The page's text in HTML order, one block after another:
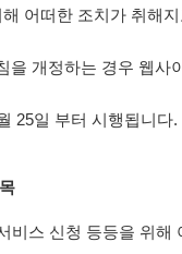
어떠한 조치가 취해
을 개정하는 경우 웹
25일 부터 시행됩니다.
비스 신청 등등을 위